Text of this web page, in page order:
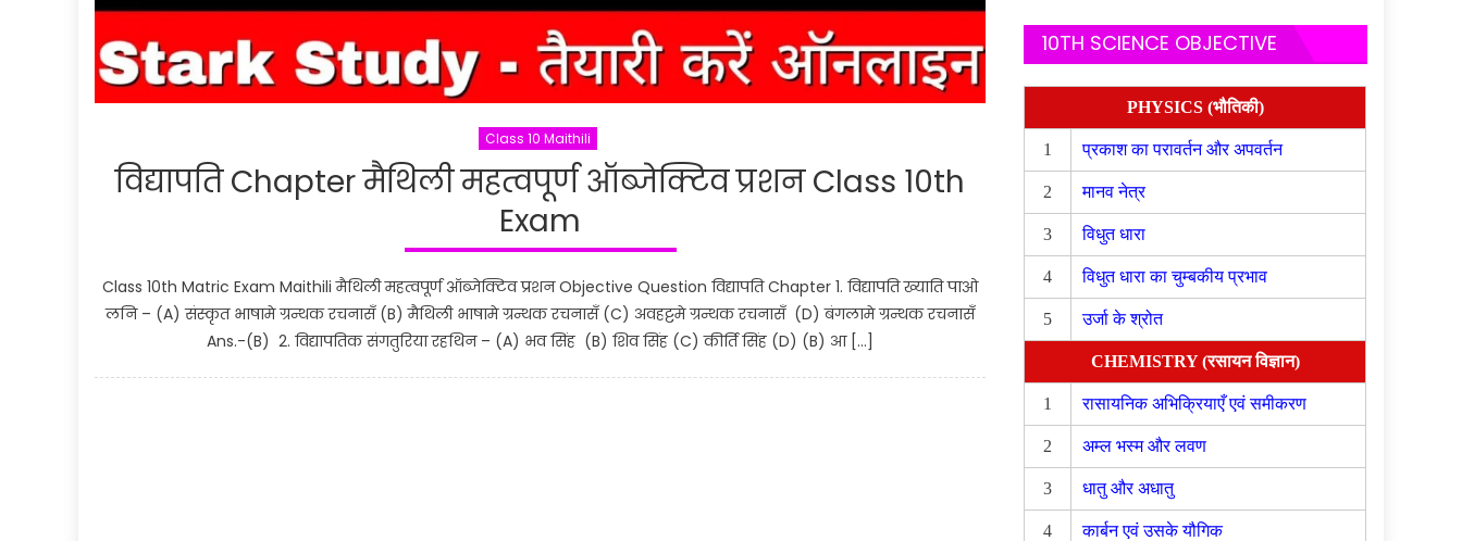
Class 10 Maithili
विद्यापति Chapter मैथिली महत्वपूर्ण ऑब्जेक्टिव प्रशन Class 10th
Exam
Class 10th Matric Exam Maithili मैथिली महत्वपूर्ण ऑब्जेक्टिव प्रशन Objective Question विद्यापति Chapter 1. विद्यापति ख्याति पाओ
लनि – (A) संस्कृत भाषामे ग्रन्थक रचनासँ (B) मैथिली भाषामे ग्रन्थक रचनासँ (C) अवहट्टमे ग्रन्थक रचनासँ (D) बंगलामे ग्रन्थक रचनासँ
Ans.-(B) 2. विद्यापतिक संगतुरिया रहथिन – (A) भव सिंह (B) शिव सिंह (C) कीर्ति सिंह (D) (B) आ […]
10TH SCIENCE OBJECTIVE
PHYSICS (भौतिकी)
1 प्रकाश का परावर्तन और अपवर्तन
2 मानव नेत्र
3 विधुत धारा
4 विधुत धारा का चुम्बकीय प्रभाव
5 उर्जा के श्रोत
CHEMISTRY (रसायन विज्ञान)
1 रासायनिक अभिक्रियाएँ एवं समीकरण
2 अम्ल भस्म और लवण
3 धातु और अधातु
4 कार्बन एवं उसके यौगिक